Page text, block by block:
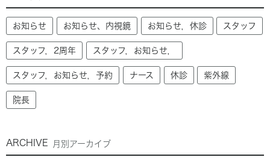
お知らせ お知らせ、内視鏡 お知らせ，休診 スタッフ
スタッフ，2周年 スタッフ，お知らせ，
スタッフ，お知らせ，予約 ナース 休診 紫外線
院長
ARCHIVE 月別アーカイブ